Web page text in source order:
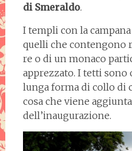
di Smeraldo.
I templi con la
quelli che contengono
re o di un monaco
apprezzato. I tetti sono
lunga forma di collo di
cosa che viene
dell’inaugurazione.